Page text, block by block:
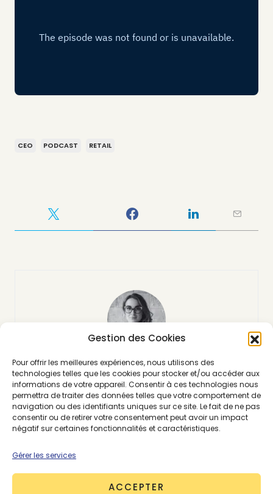
Gestion des Cookies
Pour offrir les meilleures expériences, nous utilisons des
technologies telles que les cookies pour stocker et/ou accéder aux
informations de votre appareil. Consentir à ces technologies nous
permettra de traiter des données telles que votre comportement de
navigation ou des identifiants uniques sur ce site. Le fait de ne pas
consentir ou de retirer votre consentement peut avoir un impact
négatif sur certaines fonctionnalités et caractéristiques.
Gérer les services
ACCEPTER
CEO PODCAST RETAIL
About the Author
Victoire Satto